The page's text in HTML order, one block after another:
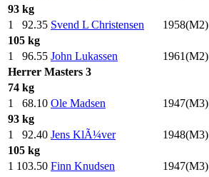
93 kg
1
92.35 Svend L Christensen 1958(M2)
105 kg
1
96.55 John Lukassen 1961(M2)
Herrer Masters 3
74 kg
1
68.10 Ole Madsen 1947(M3)
93 kg
1
92.40 Jens KlÃ¼ver 1948(M3)
105 kg
1 103.50 Finn Knudsen 1947(M3)